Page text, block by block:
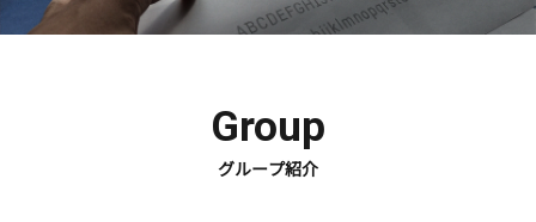
Group
グループ紹介